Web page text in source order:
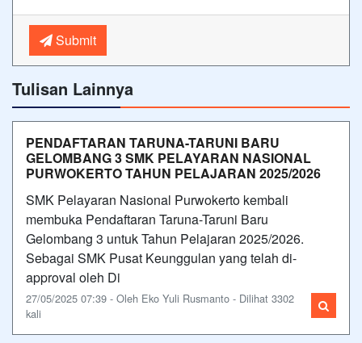
Submit
Tulisan Lainnya
PENDAFTARAN TARUNA-TARUNI BARU
GELOMBANG 3 SMK PELAYARAN NASIONAL
PURWOKERTO TAHUN PELAJARAN 2025/2026
SMK Pelayaran Nasional Purwokerto kembali
membuka Pendaftaran Taruna-Taruni Baru
Gelombang 3 untuk Tahun Pelajaran 2025/2026.
Sebagai SMK Pusat Keunggulan yang telah di-
approval oleh Di
27/05/2025 07:39 - Oleh Eko Yuli Rusmanto - Dilihat 3302
kali